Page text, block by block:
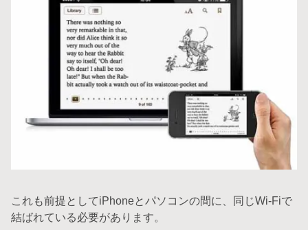
これも前提としてiPhoneとパソコンの間に、同じWi-Fiで
結ばれている必要があります。